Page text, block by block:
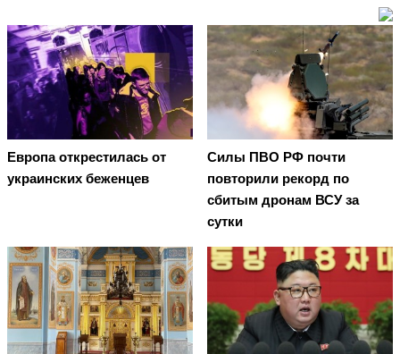
Европа открестилась от
украинских беженцев
Cилы ПВО РФ почти
повторили рекорд по
сбитым дронам ВСУ за
сутки